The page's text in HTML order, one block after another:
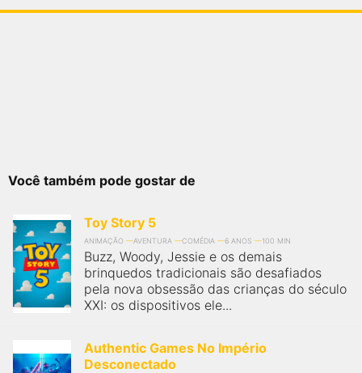
Você também pode gostar de
Toy Story 5
ANIMAÇÃO AVENTURA COMÉDIA 6 ANOS 100 MIN
Buzz, Woody, Jessie e os demais
brinquedos tradicionais são desafiados
pela nova obsessão das crianças do século
XXI: os dispositivos ele...
Authentic Games No Império
Desconectado